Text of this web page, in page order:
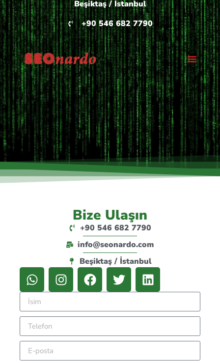
Beşiktaş / İstanbul
+90 546 682 7790
Bize Ulaşın
+90 546 682 7790
info@seonardo.com
Beşiktaş / İstanbul